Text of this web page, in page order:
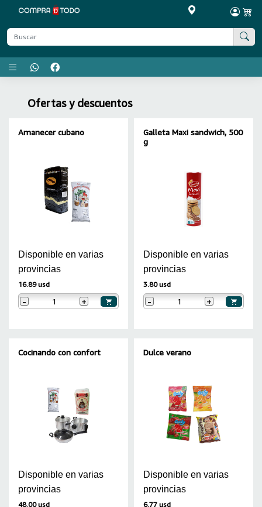
Menú principal
Ofertas y descuentos
Amanecer cubano
Disponible en varias
provincias
16.89 usd
- +
Galleta Maxi sandwich, 500
g
Disponible en varias
provincias
3.80 usd
- +
Cocinando con confort
Disponible en varias
provincias
48.00 usd
Dulce verano
Disponible en varias
provincias
6.77 usd